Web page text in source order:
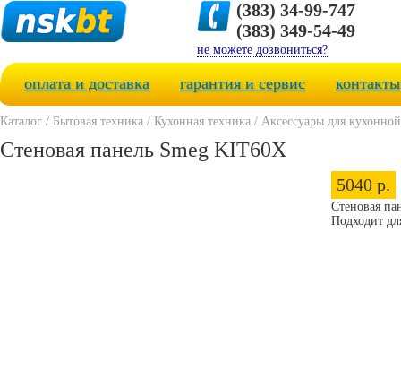
(383) 34-99-747
(383) 349-54-49
не можете дозвониться?
оплата и доставка гарантия и сервис контакты
Каталог / Бытовая техника / Кухонная техника / Аксессуары для
Стеновая панель Smeg KIT60X
5040 р.
Стеновая
Подходит